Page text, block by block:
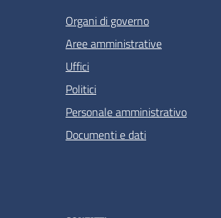
Organi di governo
Aree amministrative
Uffici
Politici
Personale amministrativo
Documenti e dati